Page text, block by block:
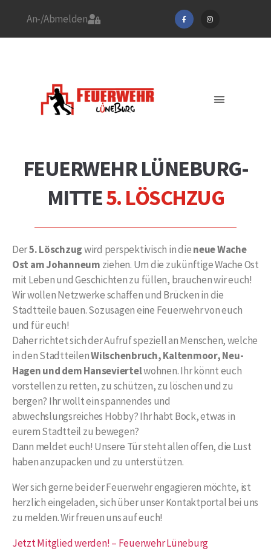
An-/Abmelden
FEUERWEHR LÜNEBURG-
MITTE5. LÖSCHZUG
Der5. Löschzugwird perspektivisch in dieneue Wache
Ost am Johanneum ziehen. Um die zukünftige Wache Ost
mit Leben und Geschichten zu füllen, brauchen wir euch!
Wir wollen Netzwerke schaffen und Brücken in die
Stadtteile bauen. Sozusagen eine Feuerwehr von euch
und für euch!
Daher richtet sich der Aufruf speziell an Menschen, welche
in den StadtteilenWilschenbruch, Kaltenmoor, Neu-
Hagen und dem Hanseviertelwohnen. Ihr könnt euch
vorstellen zu retten, zu schützen, zu löschen und zu
bergen? Ihr wollt ein spannendes und
abwechslungsreiches Hobby? Ihr habt Bock, etwas in
eurem Stadtteil zu bewegen?
Dann meldet euch! Unsere Tür steht allen offen, die Lust
haben anzupacken und zu unterstützen.
Wer sich gerne bei der Feuerwehr engagieren möchte, ist
herzlich eingeladen, sich über unser Kontaktportal bei uns
zu melden. Wir freuen uns auf euch!
Jetzt Mitglied werden! – Feuerwehr Lüneburg